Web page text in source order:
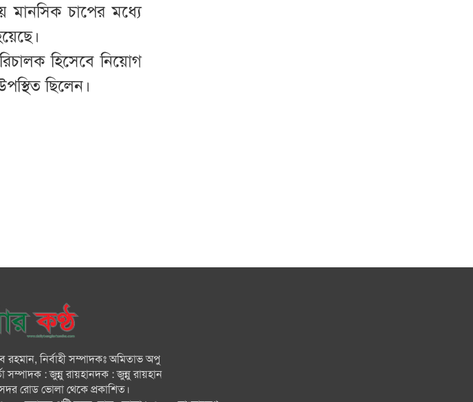
মানসিক চাপের মধ্যে
হিসেবে নিয়োগ
ছিলেন।
রহমান, নির্বাহী সম্পাদকঃ অমিতাভ অপু
সম্পাদক : জুন্নু রায়হানদক : জুন্নু রায়হান
সদর রোড ভোলা থেকে প্রকাশিত।